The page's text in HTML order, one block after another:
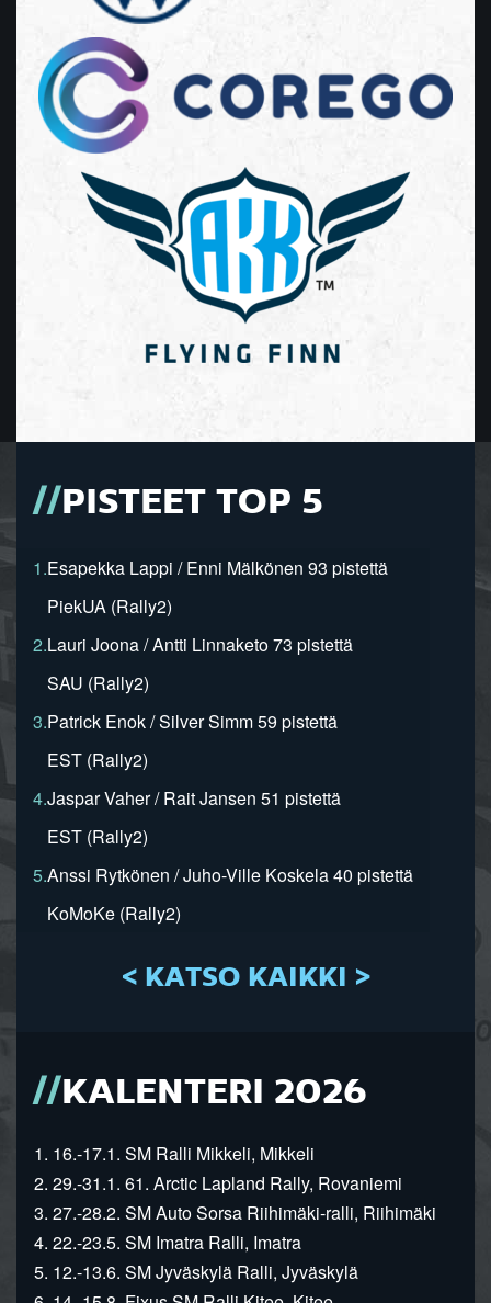
PISTEET TOP 5
1.Esapekka Lappi / Enni Mälkönen 93 pistettä
PiekUA (Rally2)
2.Lauri Joona / Antti Linnaketo 73 pistettä
SAU (Rally2)
3.Patrick Enok / Silver Simm 59 pistettä
EST (Rally2)
4.Jaspar Vaher / Rait Jansen 51 pistettä
EST (Rally2)
5.Anssi Rytkönen / Juho-Ville Koskela 40 pistettä
KoMoKe (Rally2)
< KATSO KAIKKI >
KALENTERI 2026
1. 16.-17.1. SM Ralli Mikkeli, Mikkeli
2. 29.-31.1. 61. Arctic Lapland Rally, Rovaniemi
3. 27.-28.2. SM Auto Sorsa Riihimäki-ralli, Riihimäki
4. 22.-23.5. SM Imatra Ralli, Imatra
5. 12.-13.6. SM Jyväskylä Ralli, Jyväskylä